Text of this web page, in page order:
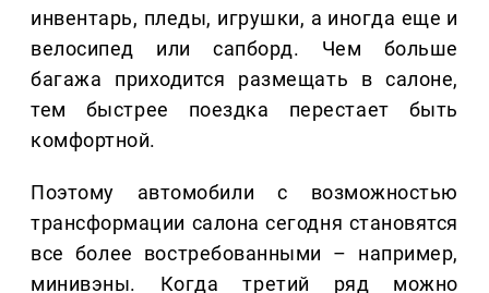
инвентарь, пледы, игрушки, а иногда еще и
велосипед или сапборд. Чем больше
багажа приходится размещать в салоне,
тем быстрее поездка перестает быть
комфортной.
Поэтому автомобили с возможностью
трансформации салона сегодня становятся
все более востребованными – например,
минивэны. Когда третий ряд можно